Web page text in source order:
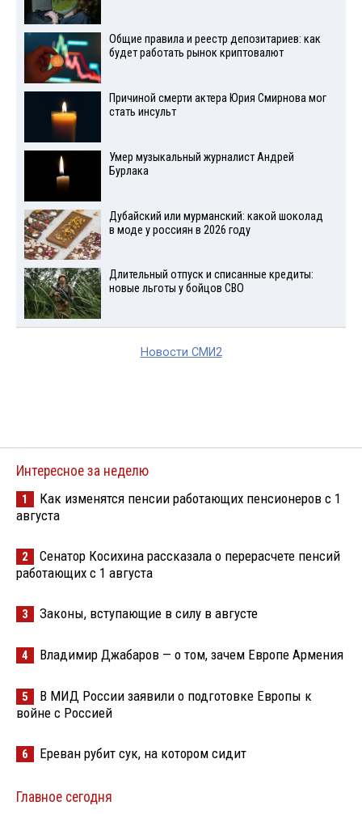
Общие правила и реестр депозитариев: как
будет работать рынок криптовалют
Причиной смерти актера Юрия Смирнова мог
стать инсульт
Умер музыкальный журналист Андрей
Бурлака
Дубайский или мурманский: какой шоколад
в моде у россиян в 2026 году
Длительный отпуск и списанные кредиты:
новые льготы у бойцов СВО
Новости СМИ2
Интересное за неделю
1
Как изменятся пенсии работающих пенсионеров с 1
августа
2
Сенатор Косихина рассказала о перерасчете пенсий
работающих с 1 августа
3 Законы, вступающие в силу в августе
4 Владимир Джабаров — о том, зачем Европе Армения
5
В МИД России заявили о подготовке Европы к
войне с Россией
6 Ереван рубит сук, на котором сидит
Главное сегодня